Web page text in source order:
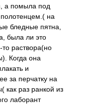
а помыла под
на
бледные пятна,
была ли это
раствора(но
Когда она
и
за перчатку на
как раз ранкой из
лаборант